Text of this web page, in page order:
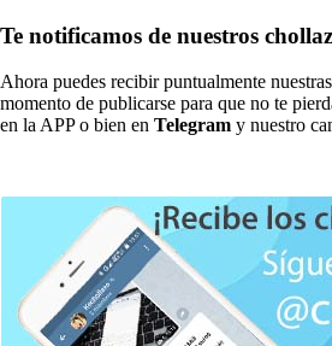
Te notificamos de nuestros
Ahora puedes recibir puntualmente
momento de publicarse para que no te
en la APP o bien en Telegram y nuestro